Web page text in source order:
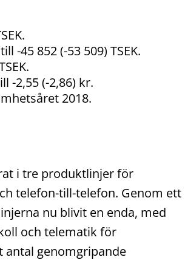
-45 852 (-53 509) TSEK.
-2,55 (-2,86) kr.
2018.
i tre produktlinjer för
telefon-till-telefon. Genom ett
nu blivit en enda, med
och telematik för
antal genomgripande